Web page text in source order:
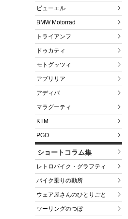
ビューエル
BMW Motorrad
トライアンフ
ドゥカティ
モトグッツィ
アプリリア
アディバ
マラグーティ
KTM
PGO
ショートコラム集
レトロバイク・グラフティ
バイク乗りの勘所
ウェア屋さんのひとりごと
ツーリングのつぼ